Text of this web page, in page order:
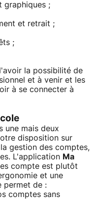
graphiques ;
et retrait ;
;
la possibilité de
et à venir et les
à se connecter à
une mais deux
disposition sur
gestion des comptes,
L'application Ma
compte est plutôt
et une
permet de :
comptes sans